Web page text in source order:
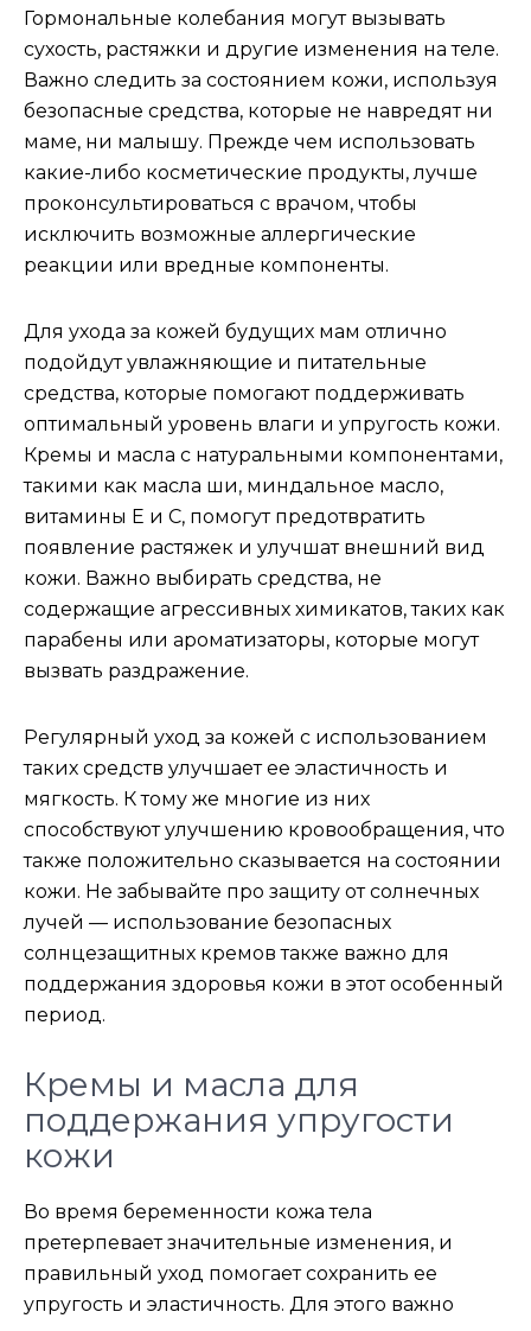
Гормональные колебания могут вызывать
сухость, растяжки и другие изменения на теле.
Важно следить за состоянием кожи, используя
безопасные средства, которые не навредят ни
маме, ни малышу. Прежде чем использовать
какие-либо косметические продукты, лучше
проконсультироваться с врачом, чтобы
исключить возможные аллергические
реакции или вредные компоненты.
Для ухода за кожей будущих мам отлично
подойдут увлажняющие и питательные
средства, которые помогают поддерживать
оптимальный уровень влаги и упругость кожи.
Кремы и масла с натуральными компонентами,
такими как масла ши, миндальное масло,
витамины Е и С, помогут предотвратить
появление растяжек и улучшат внешний вид
кожи. Важно выбирать средства, не
содержащие агрессивных химикатов, таких как
парабены или ароматизаторы, которые могут
вызвать раздражение.
Регулярный уход за кожей с использованием
таких средств улучшает ее эластичность и
мягкость. К тому же многие из них
способствуют улучшению кровообращения, что
также положительно сказывается на состоянии
кожи. Не забывайте про защиту от солнечных
лучей — использование безопасных
солнцезащитных кремов также важно для
поддержания здоровья кожи в этот особенный
период.
Кремы и масла для
поддержания упругости
кожи
Во время беременности кожа тела
претерпевает значительные изменения, и
правильный уход помогает сохранить ее
упругость и эластичность. Для этого важно